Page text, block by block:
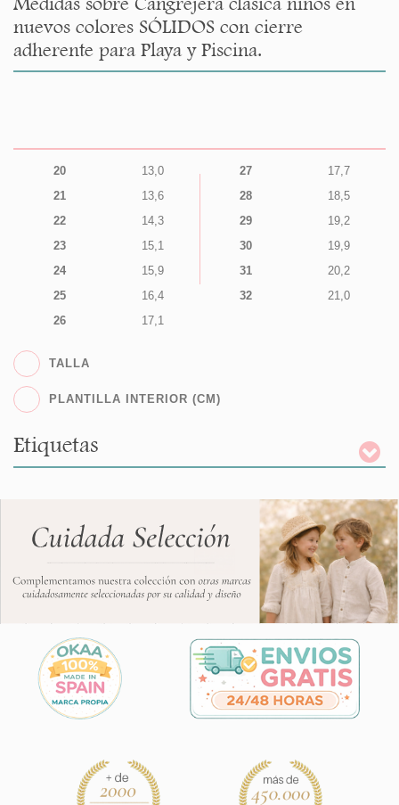
nuevos colores SÓLIDOS con cierre
adherente para Playa y Piscina.
20
13,0
21
13,6
22
14,3
23
15,1
24
15,9
25
16,4
26
17,1
27
17,7
28
18,5
29
19,2
30
19,9
31
20,2
32
21,0
TALLA
PLANTILLA INTERIOR (CM)
Etiquetas